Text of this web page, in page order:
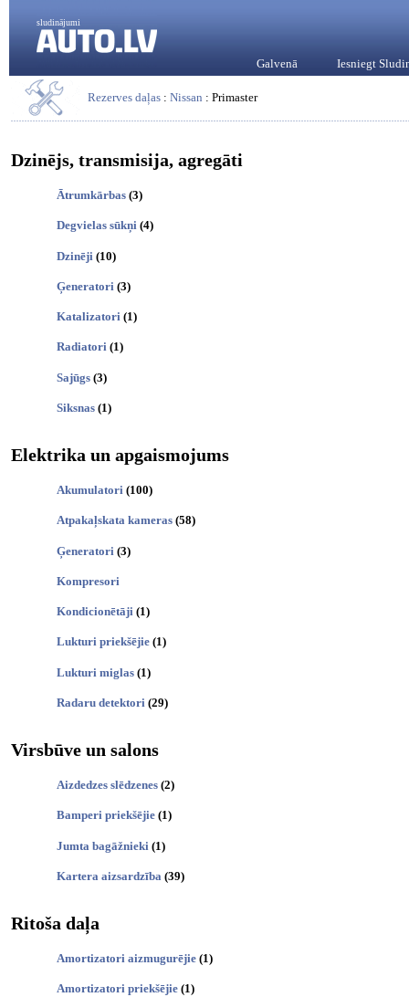
sludinājumi
Galvenā Iesniegt
Rezerves daļas : Nissan : Primaster
Dzinējs, transmisija, agregāti
Ātrumkārbas (3)
Degvielas sūkņi (4)
Dzinēji (10)
Ģeneratori (3)
Katalizatori (1)
Radiatori (1)
Sajūgs (3)
Siksnas (1)
Elektrika un apgaismojums
Akumulatori (100)
Atpakaļskata kameras (58)
Ģeneratori (3)
Kompresori
Kondicionētāji (1)
Lukturi priekšējie (1)
Lukturi miglas (1)
Radaru detektori (29)
Virsbūve un salons
Aizdedzes slēdzenes (2)
Bamperi priekšējie (1)
Jumta bagāžnieki (1)
Kartera aizsardzība (39)
Ritoša daļa
Amortizatori aizmugurējie (1)
Amortizatori priekšējie (1)